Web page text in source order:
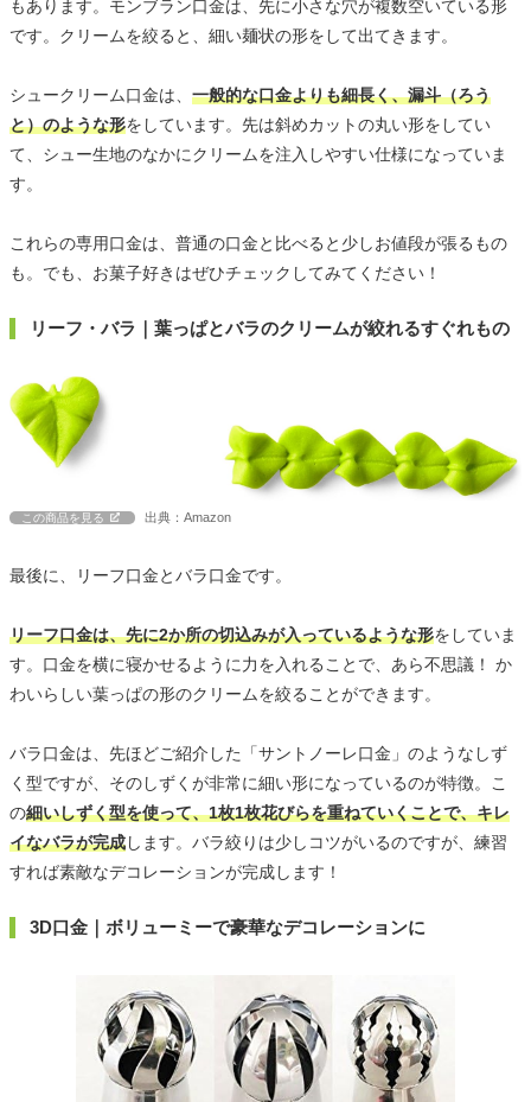
もあります。モンブラン口金は、先に小さな穴が複数空いている形
です。クリームを絞ると、細い麺状の形をして出てきます。
シュークリーム口金は、 一般的な口金よりも細長く、漏斗（ろう
と）のような形をしています。先は斜めカットの丸い形をしてい
て、シュー生地のなかにクリームを注入しやすい仕様になっていま
す。
これらの専用口金は、普通の口金と比べると少しお値段が張るもの
も。でも、お菓子好きはぜひチェックしてみてください！
リーフ・バラ｜葉っぱとバラのクリームが絞れるすぐれもの
この商品を見る 出典：Amazon
最後に、リーフ口金とバラ口金です。
リーフ口金は、先に2か所の切込みが入っているような形をしていま
す。口金を横に寝かせるように力を入れることで、あら不思議！ か
わいらしい葉っぱの形のクリームを絞ることができます。
バラ口金は、先ほどご紹介した「サントノーレ口金」のようなしず
く型ですが、そのしずくが非常に細い形になっているのが特徴。こ
の細いしずく型を使って、1枚1枚花びらを重ねていくことで、キレ
イなバラが完成します。バラ絞りは少しコツがいるのですが、練習
すれば素敵なデコレーションが完成します！
3D口金｜ボリューミーで豪華なデコレーションに